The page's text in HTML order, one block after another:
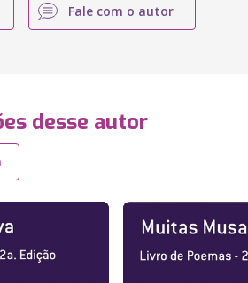
Fale com o autor
desse autor